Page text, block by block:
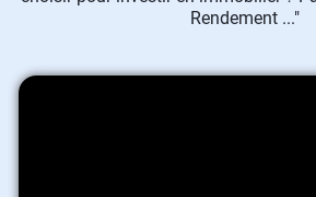
Rendement ..."